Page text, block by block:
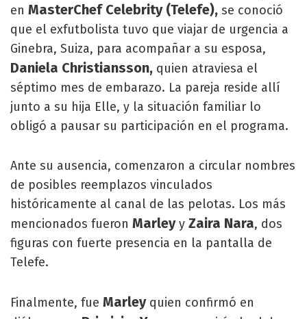
en MasterChef Celebrity (Telefe), se conoció
que el exfutbolista tuvo que viajar de urgencia a
Ginebra, Suiza, para acompañar a su esposa,
Daniela Christiansson, quien atraviesa el
séptimo mes de embarazo. La pareja reside allí
junto a su hija Elle, y la situación familiar lo
obligó a pausar su participación en el programa.
Ante su ausencia, comenzaron a circular nombres
de posibles reemplazos vinculados
históricamente al canal de las pelotas. Los más
mencionados fueron Marleyy Zaira Nara, dos
figuras con fuerte presencia en la pantalla de
Telefe.
Finalmente, fue Marley quien confirmó en